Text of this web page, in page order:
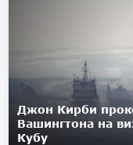
Джон Кирби
Вашингтона на
Кубу